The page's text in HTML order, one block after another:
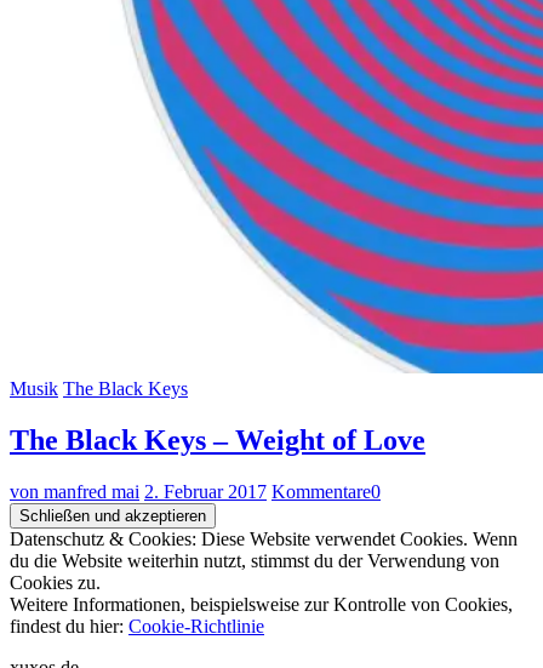
Musik The Black Keys
The Black Keys – Weight of Love
von manfred mai 2. Februar 2017 Kommentare0
Datenschutz & Cookies: Diese Website verwendet Cookies. Wenn
du die Website weiterhin nutzt, stimmst du der Verwendung von
Cookies zu.
Weitere Informationen, beispielsweise zur Kontrolle von Cookies,
findest du hier: Cookie-Richtlinie